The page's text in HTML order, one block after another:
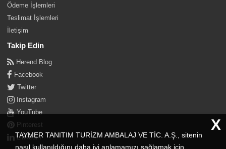
Ödeme İşlemleri
Teslimat İşlemleri
İletişim
Takip Edin
Herend Blog
Facebook
Twitter
Instagram
YouTube
Pinterest
Linkedin
TAYMER TANITIM TURİZM AMBALAJ VE TİC. A.Ş., sitenin
nasıl kullanıldığını daha iyi anlamamızı sağlamak için
X